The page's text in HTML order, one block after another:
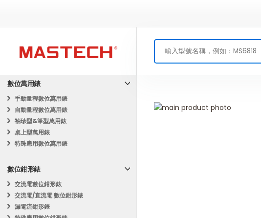
Skip
數位萬用錶
手動量程數位萬用錶
自動量程數位萬用錶
袖珍型&筆型萬用錶
桌上型萬用錶
特殊應用數位萬用錶
數位鉗形錶
交流電數位鉗形錶
交流電/直流電 數位鉗形錶
漏電流鉗形錶